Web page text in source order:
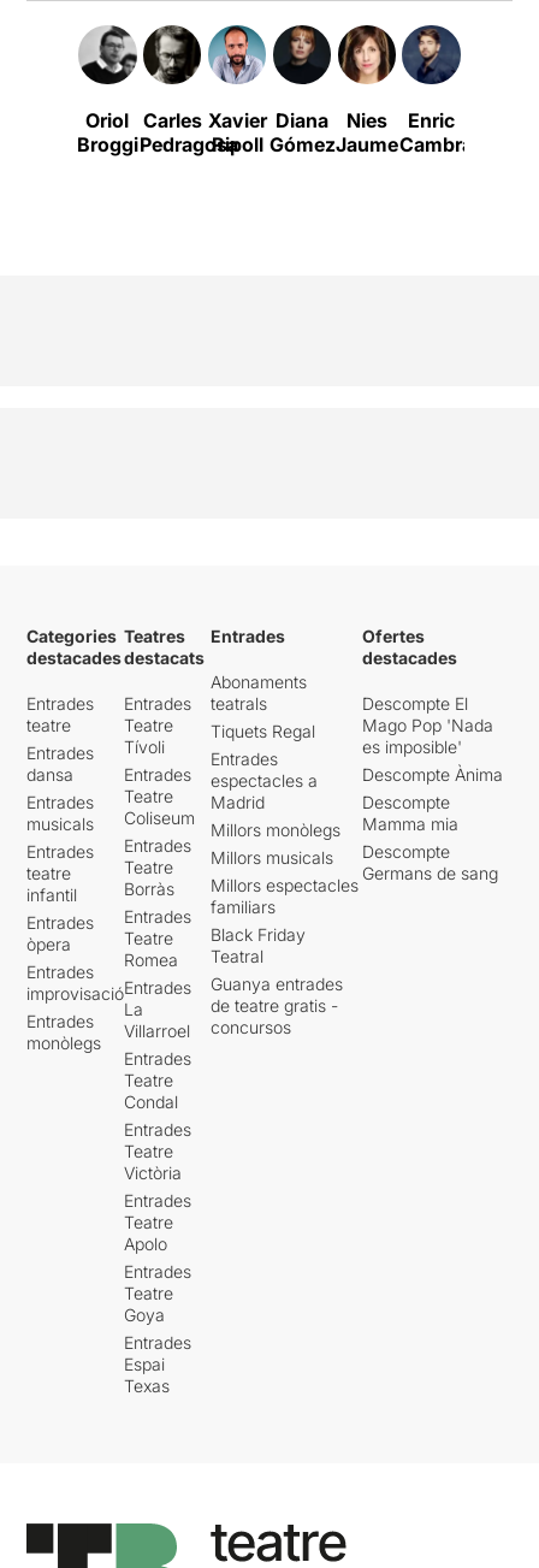
Oriol
Broggi
Carles
Pedragosa
Xavier
Ripoll
Diana
Gómez
Nies
Jaume
Enric
Cambray
Categories
destacades
Entrades
teatre
Entrades
dansa
Entrades
musicals
Entrades
teatre
infantil
Entrades
òpera
Entrades
improvisació
Entrades
monòlegs
Teatres
destacats
Entrades
Teatre
Tívoli
Entrades
Teatre
Coliseum
Entrades
Teatre
Borràs
Entrades
Teatre
Romea
Entrades
La
Villarroel
Entrades
Teatre
Condal
Entrades
Teatre
Victòria
Entrades
Teatre
Apolo
Entrades
Teatre
Goya
Entrades
Espai
Texas
Entrades
Abonaments
teatrals
Tiquets Regal
Entrades
espectacles a
Madrid
Millors monòlegs
Millors musicals
Millors espectacles
familiars
Black Friday
Teatral
Guanya entrades
de teatre gratis -
concursos
Ofertes
destacades
Descompte El
Mago Pop 'Nada
es imposible'
Descompte Ànima
Descompte
Mamma mia
Descompte
Germans de sang